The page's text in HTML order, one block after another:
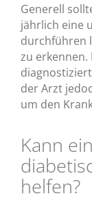
Generell
jährlich eine
durchführen
zu
der Arzt
um den
Kann
helfen?